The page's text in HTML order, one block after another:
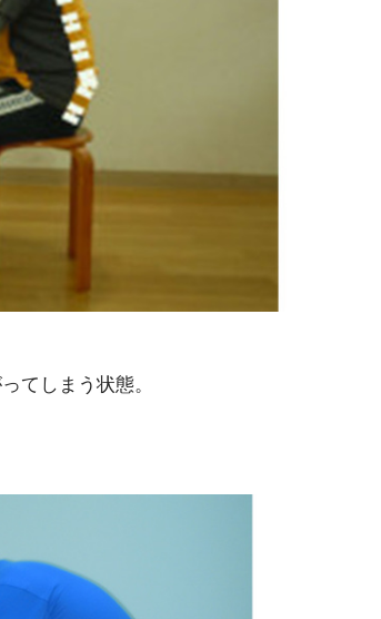
てしまう状態。